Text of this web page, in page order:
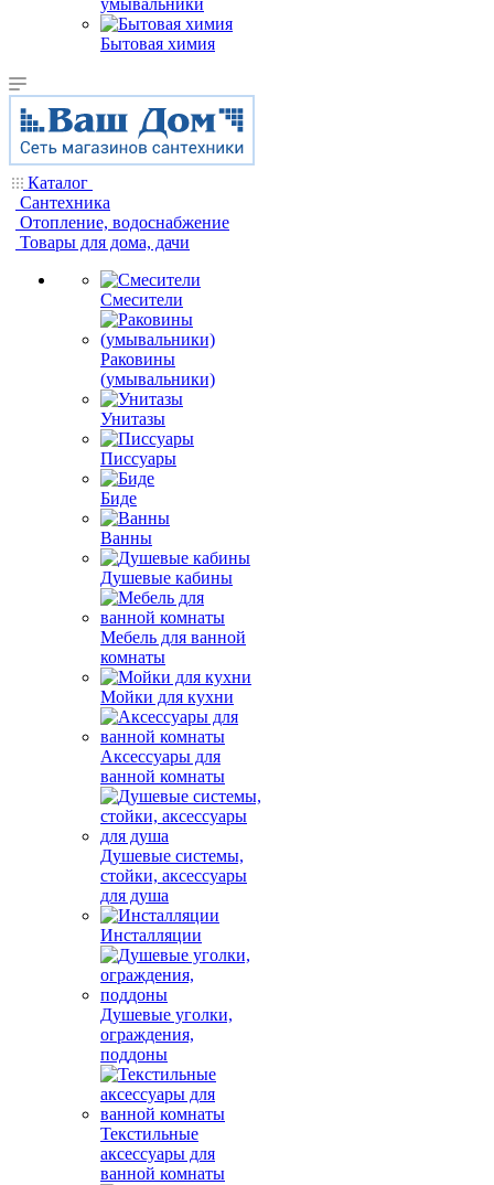
умывальники
Бытовая химия
Каталог
Сантехника
Отопление, водоснабжение
Товары для дома, дачи
Смесители
Раковины
(умывальники)
Унитазы
Писсуары
Биде
Ванны
Душевые кабины
Мебель для ванной
комнаты
Мойки для кухни
Аксессуары для
ванной комнаты
Душевые системы,
стойки, аксессуары
для душа
Инсталляции
Душевые уголки,
ограждения,
поддоны
Текстильные
аксессуары для
ванной комнаты